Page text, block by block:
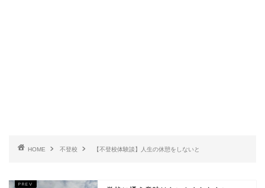
HOME 不登校 【不登校体験談】人生の休憩をしないと